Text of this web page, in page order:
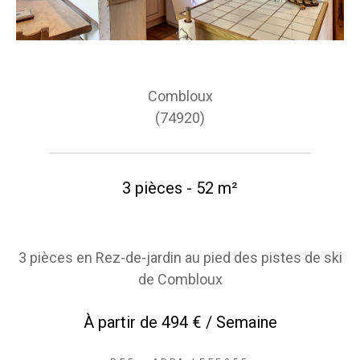
Combloux
(74920)
3 pièces - 52 m²
3 pièces en Rez-de-jardin au pied des pistes de ski
de Combloux
À partir de 494 € / Semaine